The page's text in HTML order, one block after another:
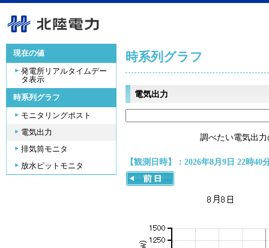
現在の値
発電所リアルタイムデー
タ表示
時系列グラフ
モニタリングポスト
電気出力
排気筒モニタ
放水ピットモニタ
時系列グラフ
電気出力
調べたい電気出
【観測日時】：2026年8月9日 22時40